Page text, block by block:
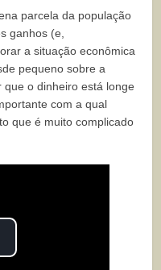
parcela da população
ganhos (e,
a situação econômica
pequeno sobre a
que o dinheiro está longe
com a qual
que é muito complicado